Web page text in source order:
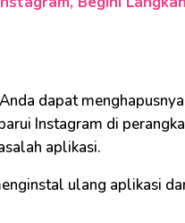
dapat
Instagram di
aplikasi.
ulang aplikasi